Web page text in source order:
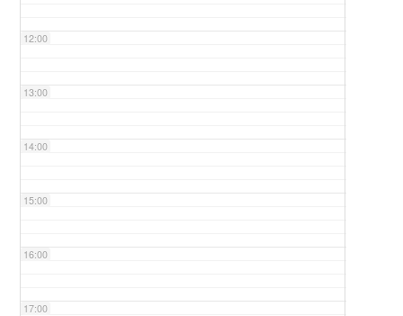
12:00
13:00
14:00
15:00
16:00
17:00